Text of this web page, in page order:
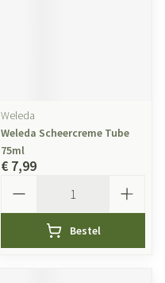
Weleda
Weleda Scheercreme Tube
75ml
€ 7,99
Bestel